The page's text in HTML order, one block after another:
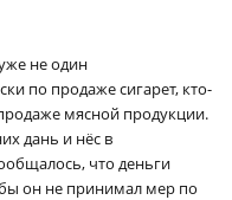
не один
по продаже сигарет, кто-
мясной продукции.
дань и нёс в
что деньги
он не принимал мер по